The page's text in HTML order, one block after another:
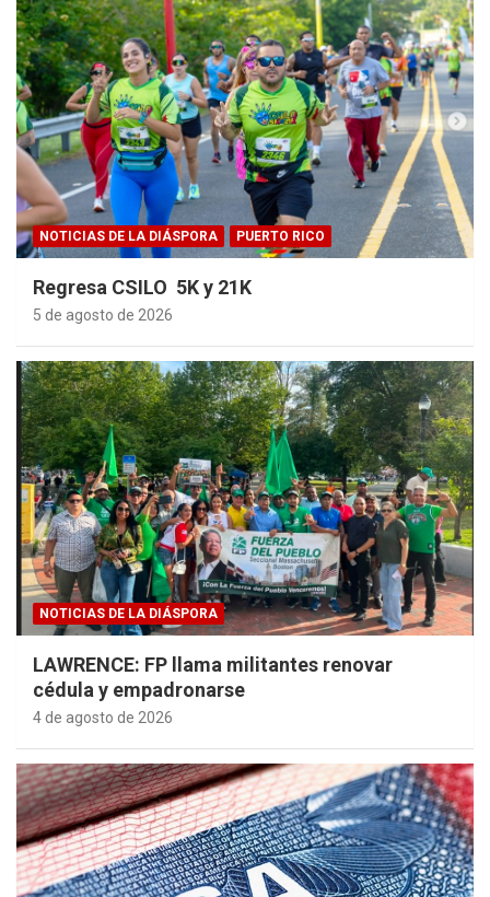
NOTICIAS DE LA DIÁSPORA PUERTO RICO
Regresa CSILO 5K y 21K
5 de agosto de 2026
NOTICIAS DE LA DIÁSPORA
LAWRENCE: FP llama militantes renovar
cédula y empadronarse
4 de agosto de 2026